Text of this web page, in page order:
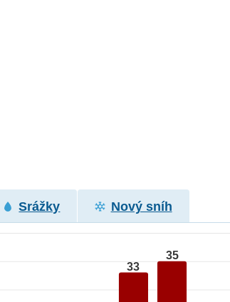
Srážky Nový sníh
33
35